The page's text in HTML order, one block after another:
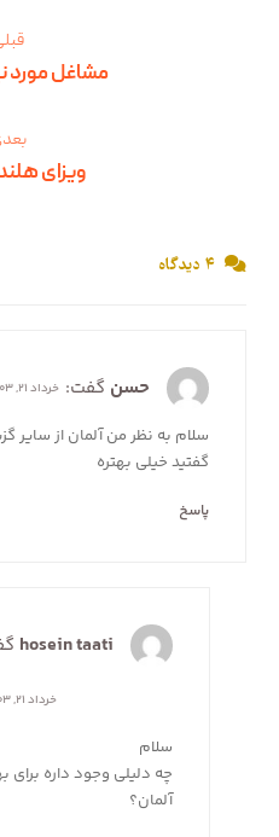
مشاغل مورد
ویزای
۴ دیدگاه
حسن گفت: خرداد ۲۱, ۱۴۰۳ در ۱۲:۰۳ ب٫ظ
سلام به نظر من آلمان از سایر
گفتید خیلی بهتره
پاسخ
hosein taati
خرداد ۲۱, ۱۴۰۳ در ۱۲:۰۶ ب٫ظ
سلام
چه دلیلی وجود داره برای
آلمان؟